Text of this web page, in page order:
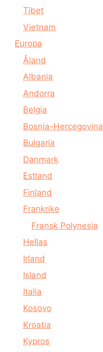
Tibet
Vietnam
Europa
Åland
Albania
Andorra
Belgia
Bosnia-Hercegovina
Bulgaria
Danmark
Estland
Finland
Frankrike
Fransk Polynesia
Hellas
Irland
Island
Italia
Kosovo
Kroatia
Kypros